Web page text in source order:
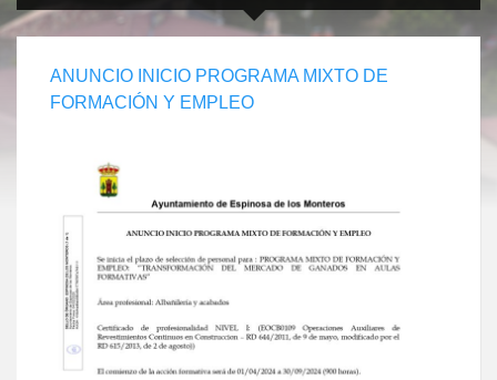
ANUNCIO INICIO PROGRAMA MIXTO DE
FORMACIÓN Y EMPLEO